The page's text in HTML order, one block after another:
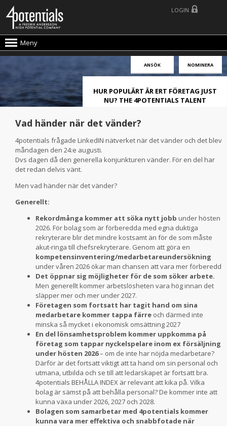
Meny
LOGIN
ANSÖK NOMINERA
HUR POPULÄRT ÄR ERT FÖRETAG JUST
NU? THE 4POTENTIALS TALENT
Vad händer när det vänder?
4potentials frågade LinkedIN nätverket när det vänder och det blev
måndagen den 24:e augusti.
Dvs dagen då den generella konjunkturen vänder. För en del har
det redan delvis vänt.
Men vad händer när det vänder?
Generellt:
Rekordmånga kommer att söka nytt jobb under hösten
2026. För bolag som är förberedda med egna duktiga
rekryterare blir det mindre kostsamt än för de som måste
akut-ringa till chefsrekryterare. Genom att göra en
kompetensinventering/medarbetareundersökning
under våren 2026 ökar man chansen att vara mer förberedd
Det öppnar sig möjligheter för de som söker arbete.
Men generellt kommer arbetslösheten vara hög innan det
släpper mer och mer under 2027.
Företagen som fortsatt har tagit hand om sina
medarbetare kommer tappa färre och därmed inte
minska så mycket i ekonomisk omsättning 2027
En del lönsamhetsproblem kommer uppkomma på
företag som tappar nyckelspelare inom ex försäljning
under hösten 2026– om de inte har nöjda medarbetare?
Därför är det fortsatt viktigt att ta hand om sin personal och
utmana, utbilda och se till att ledarskapet är fortsatt bra.
4potentials BEHÅLLA INDEX är relevant att kika på. Vilka
bolag är sämst på att behålla personal? De kommer inte att
kunna växa under 2026, 2027 och 2028.
Bolagen som samarbetar med 4potentials kommer
kunna vara mer effektiva och snabbfotade när